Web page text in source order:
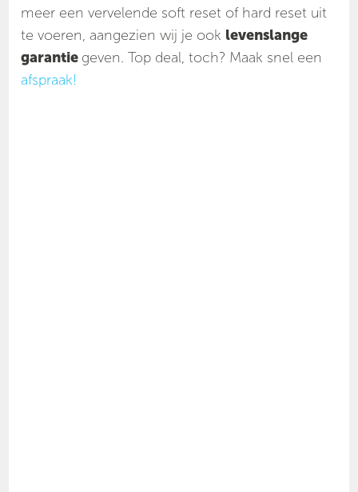
meer een vervelende soft reset of hard reset uit
te voeren, aangezien wij je ook levenslange
garantie geven. Top deal, toch? Maak snel een
afspraak!